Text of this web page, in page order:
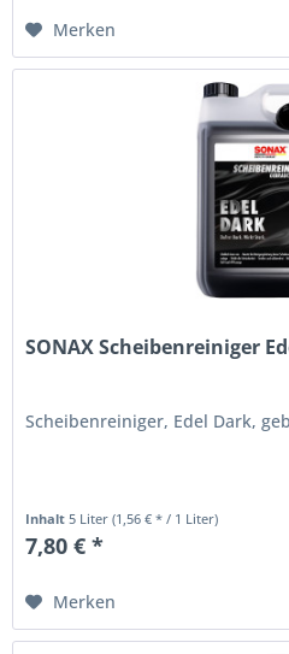
Merken
SONAX Scheibenreiniger
Scheibenreiniger, Edel Dark,
Inhalt5 Liter(1,56 € * / 1 Liter)
7,80 € *
Merken